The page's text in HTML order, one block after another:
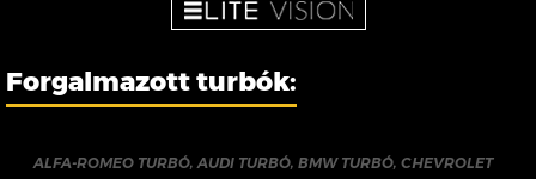
Forgalmazott turbók:
ALFA-ROMEO TURBÓ,AUDI TURBÓ, BMW TURBÓ, CHEVROLET